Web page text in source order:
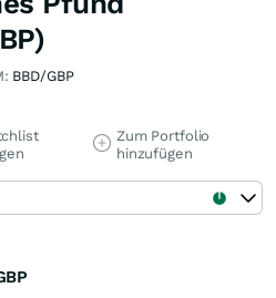
BBD/GBP
Zum Portfolio
hinzufügen